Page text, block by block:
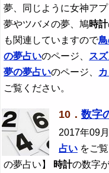
夢、同じように女神ア
夢やツバメの夢、鳩時計
も関連していますので
の夢占いのページ、 ス
夢の夢占いのページ、
ご覧ください。
10． 数字
2017年09
占い をご
の夢占い】 時計の数字